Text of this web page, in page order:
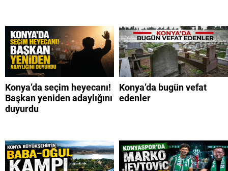
Konya’da seçim heyecanı!
Başkan yeniden adaylığını
duyurdu
Konya’da bugün vefat
edenler